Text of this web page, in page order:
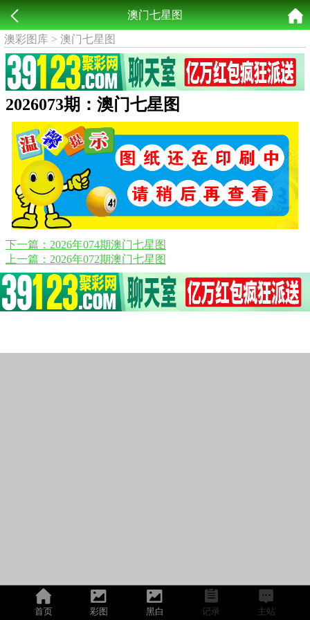
首页 彩图 黑白 记录 主站
澳门七星图
澳彩图库 >澳门七星图
2026073期：澳门七星图
下一篇：2026年074期澳门七星图
上一篇：2026年072期澳门七星图